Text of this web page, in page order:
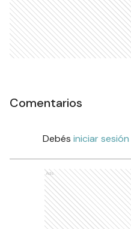
Comentarios
Debés iniciar sesión
Ads